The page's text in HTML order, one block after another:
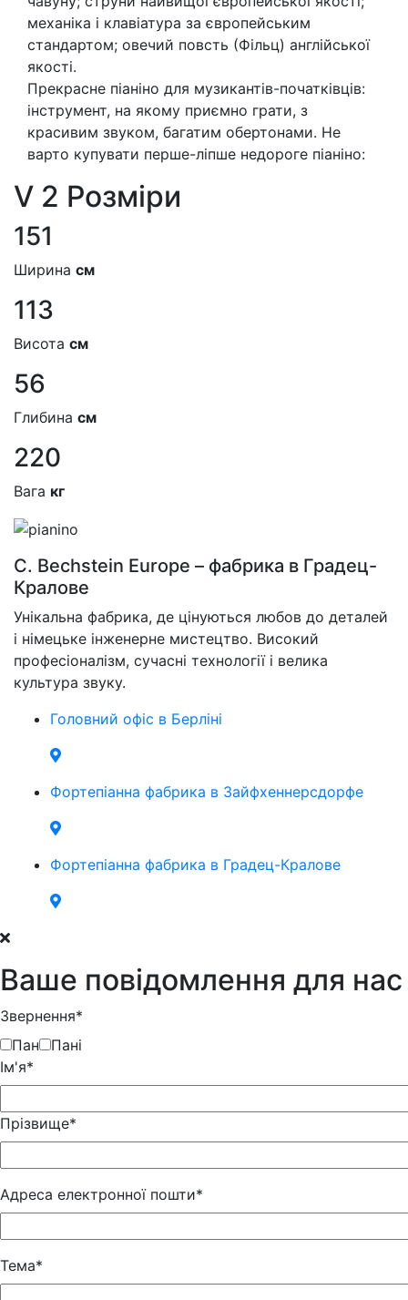
механіка і клавіатура за європейським
стандартом; овечий повсть (Фільц) англійської
якості.
Прекрасне піаніно для музикантів-початківців:
інструмент, на якому приємно грати, з
красивим звуком, багатим обертонами. Не
варто купувати перше-ліпше недороге піаніно:
V 2 Розміри
151
Ширина см
113
Висота см
56
Глибина см
220
Вага кг
C. Bechstein Europe – фабрика в Градец-
Кралове
Унікальна фабрика, де цінуються любов до деталей
і німецьке інженерне мистецтво. Високий
професіоналізм, сучасні технології і велика
культура звуку.
Головний офіс в Берліні
Фортепіанна фабрика в Зайфхеннерсдорфе
Фортепіанна фабрика в Градец-Кралове
Ваше повідомлення для нас
Звернення*
Пан
Пані
Iм'я*
Прізвище*
Адреса електронної пошти*
Тема*